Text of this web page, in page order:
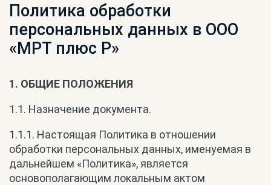
Политика обработки
персональных данных в ООО
«МРТ плюс Р»
1. ОБЩИЕ ПОЛОЖЕНИЯ
1.1. Назначение документа.
1.1.1. Настоящая Политика в отношении
обработки персональных данных, именуемая в
дальнейшем «Политика», является
основополагающим локальным актом